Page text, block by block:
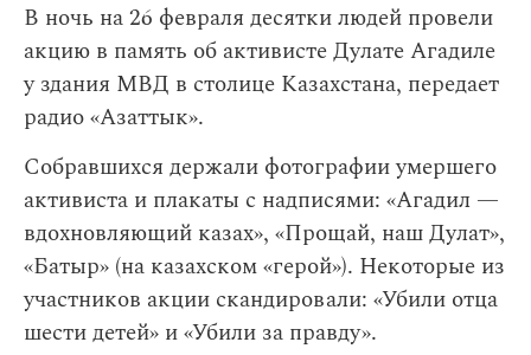
​В ночь на 26 февраля десятки людей провели
акцию в память об активисте Дулате Агадиле
у здания МВД в столице Казахстана, передает
радио «Азаттык».
Собравшихся держали фотографии умершего
активиста и плакаты с надписями: «Агадил —
вдохновляющий казах», «Прощай, наш Дулат»,
«Батыр» (на казахском «герой»). Некоторые из
участников акции скандировали: «Убили отца
шести детей» и «Убили за правду».